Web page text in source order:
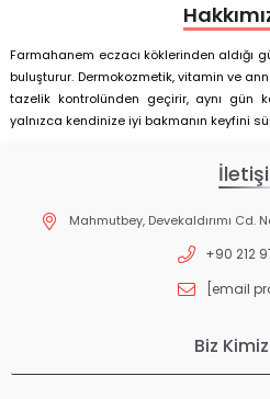
Farmahanem eczacı köklerinden aldığı
buluşturur. Dermokozmetik, vitamin ve
tazelik kontrolünden geçirir, aynı gün
yalnızca kendinize iyi bakmanın keyfini
Mahmutbey, Devekaldırımı Cd.
+90 212
[email
Biz